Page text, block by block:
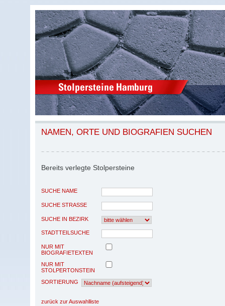
NAMEN, ORTE UND BIOGRAFIEN SUCHEN
Bereits verlegte Stolpersteine
SUCHE NAME
SUCHE STRASSE
SUCHE IN BEZIRK
STADTTEILSUCHE
NUR MIT
BIOGRAFIETEXTEN
NUR MIT
STOLPERTONSTEIN
SORTIERUNG
zurück zur Auswahlliste